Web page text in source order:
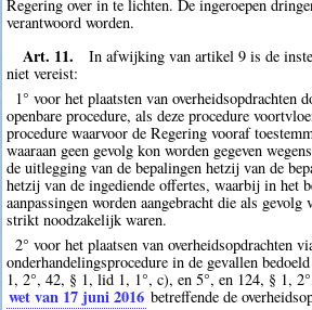
Regering over in te lichten. De ingeroepen
verantwoord worden.
Art. 11.
In afwijking van artikel 9 is de
niet vereist:
1° voor het plaatsten van overheidsopdrachten
openbare procedure, als deze procedure
procedure waarvoor de Regering vooraf
waaraan geen gevolg kon worden gegeven
de uitlegging van de bepalingen hetzij van de
hetzij van de ingediende offertes, waarbij in het
aanpassingen worden aangebracht die als gevolg
strikt noodzakelijk waren.
2° voor het plaatsen van overheidsopdrachten
onderhandelingsprocedure in de gevallen
1, 2°, 42, § 1, lid 1, 1°, c), en 5°, en 124, § 1,
wet van 17 juni 2016 betreffende de